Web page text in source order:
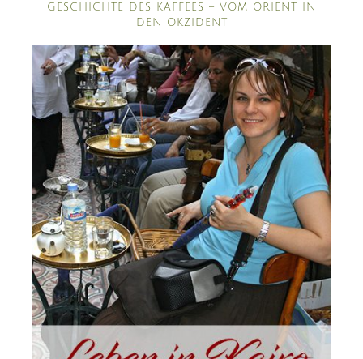
GESCHICHTE DES KAFFEES – VOM ORIENT IN
DEN OKZIDENT